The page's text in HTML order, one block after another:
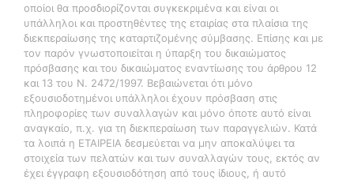
οποίοι θα προσδιορίζονται συγκεκριμένα και είναι οι
υπάλληλοι και προστηθέντες της εταιρίας στα πλαίσια της
διεκπεραίωσης της καταρτιζομένης σύμβασης. Επίσης και με
τον παρόν γνωστοποιείται η ύπαρξη του δικαιώματος
πρόσβασης και του δικαιώματος εναντίωσης του άρθρου 12
και 13 του Ν. 2472/1997. Βεβαιώνεται ότι μόνο
εξουσιοδοτημένοι υπάλληλοι έχουν πρόσβαση στις
πληροφορίες των συναλλαγών και μόνο όποτε αυτό είναι
αναγκαίο, π.χ. για τη διεκπεραίωση των παραγγελιών. Κατά
τα λοιπά η ΕΤΑΙΡΕΙΑ δεσμεύεται να μην αποκαλύψει τα
στοιχεία των πελατών και των συναλλαγών τους, εκτός αν
έχει έγγραφη εξουσιοδότηση από τους ίδιους, ή αυτό